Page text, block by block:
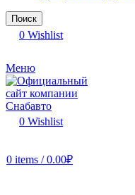
Поиск
0 Wishlist
Меню
0 Wishlist
0 items / 0.00₽